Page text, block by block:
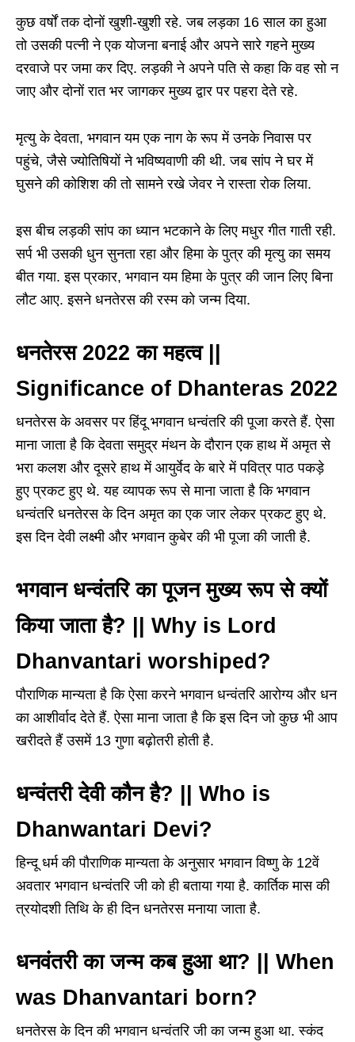
कुछ वर्षों तक दोनों खुशी-खुशी रहे. जब लड़का 16 साल का हुआ
तो उसकी पत्नी ने एक योजना बनाई और अपने सारे गहने मुख्य
दरवाजे पर जमा कर दिए. लड़की ने अपने पति से कहा कि वह सो न
जाए और दोनों रात भर जागकर मुख्य द्वार पर पहरा देते रहे.
मृत्यु के देवता, भगवान यम एक नाग के रूप में उनके निवास पर
पहुंचे, जैसे ज्योतिषियों ने भविष्यवाणी की थी. जब सांप ने घर में
घुसने की कोशिश की तो सामने रखे जेवर ने रास्ता रोक लिया.
इस बीच लड़की सांप का ध्यान भटकाने के लिए मधुर गीत गाती रही.
सर्प भी उसकी धुन सुनता रहा और हिमा के पुत्र की मृत्यु का समय
बीत गया. इस प्रकार, भगवान यम हिमा के पुत्र की जान लिए बिना
लौट आए. इसने धनतेरस की रस्म को जन्म दिया.
धनतेरस 2022 का महत्व ||
Significance of Dhanteras 2022
धनतेरस के अवसर पर हिंदू भगवान धन्वंतरि की पूजा करते हैं. ऐसा
माना जाता है कि देवता समुद्र मंथन के दौरान एक हाथ में अमृत से
भरा कलश और दूसरे हाथ में आयुर्वेद के बारे में पवित्र पाठ पकड़े
हुए प्रकट हुए थे. यह व्यापक रूप से माना जाता है कि भगवान
धन्वंतरि धनतेरस के दिन अमृत का एक जार लेकर प्रकट हुए थे.
इस दिन देवी लक्ष्मी और भगवान कुबेर की भी पूजा की जाती है.
भगवान धन्वंतरि का पूजन मुख्य रूप से क्यों
किया जाता है? || Why is Lord
Dhanvantari worshiped?
पौराणिक मान्यता है कि ऐसा करने भगवान धन्वंतरि आरोग्य और धन
का आशीर्वाद देते हैं. ऐसा माना जाता है कि इस दिन जो कुछ भी आप
खरीदते हैं उसमें 13 गुणा बढ़ोतरी होती है.
धन्वंतरी देवी कौन है? || Who is
Dhanwantari Devi?
हिन्दू धर्म की पौराणिक मान्यता के अनुसार भगवान विष्णु के 12वें
अवतार भगवान धन्वंतरि जी को ही बताया गया है. कार्तिक मास की
त्रयोदशी तिथि के ही दिन धनतेरस मनाया जाता है.
धनवंतरी का जन्म कब हुआ था? || When
was Dhanvantari born?
धनतेरस के दिन की भगवान धन्वंतरि जी का जन्म हुआ था. स्कंद